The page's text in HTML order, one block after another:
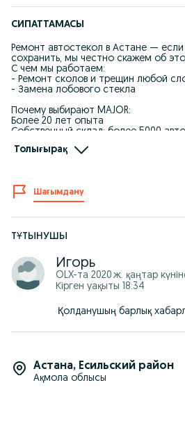
СИПАТТАМАСЫ
Ремонт автостекол в Астане —
сохранить, мы честно скажем об
С чем мы работаем:
- Ремонт сколов и трещин любой
- Замена лобового стекла
Почему выбирают MAJOR:
Более 20 лет опыта
Собственный склад: более 5000
Замена в день обращения
3 филиала в Астане:
ул. Сарыбулак, 23А
ул. Алматы, 3/1
Работаем ежедневно с 9:30 до 19:00.
Толығырақ
Шағымдану
ТҰТЫНУШЫ
Игорь
OLX-та 2020 ж. қаңтар
Кірген уақыты 18:34
Қолданушың барлық
Астана, Есильский район
Ақмола облысы